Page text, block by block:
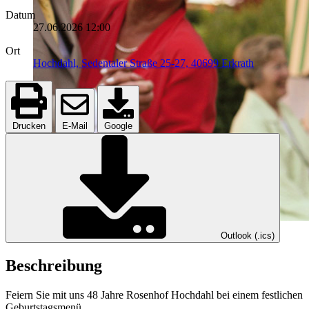
Datum
27.06.2026 12:00
Ort
Hochdahl, Sedentaler Straße 25-27, 40699 Erkrath
Drucken E-Mail Google
Outlook (.ics)
Beschreibung
Feiern Sie mit uns 48 Jahre Rosenhof Hochdahl bei einem festlichen